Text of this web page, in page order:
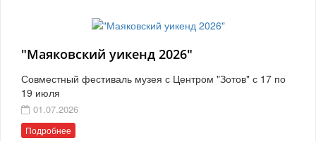
"Маяковский уикенд 2026"
Совместный фестиваль музея с Центром "Зотов" с 17 по
19 июля
01.07.2026
Подробнее